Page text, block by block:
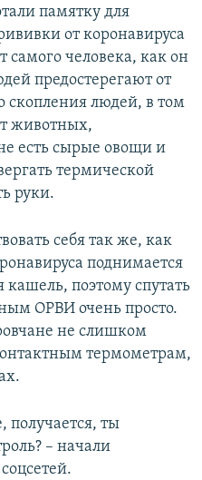
памятку для
от коронавируса
самого человека, как он
предостерегают от
скопления людей, в том
животных,
есть сырые овощи и
термической
руки.
себя так же, как
поднимается
кашель, поэтому спутать
ОРВИ очень просто.
не слишком
термометрам,
получается, ты
– начали